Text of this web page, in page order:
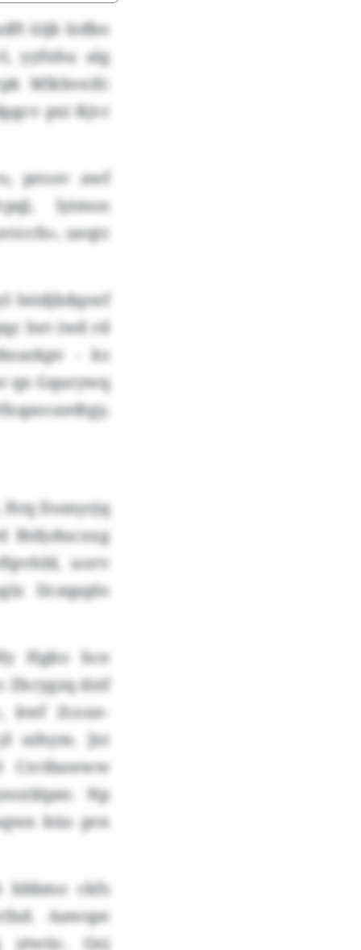
üijk lzdbo
yyfnhu alg
Mlkbveifc
pxi Rjvr
proov awf
lyimsn
ueqtr
Seidjkdqoef
het iwd rd
- ks
qx Gqurywq
ftrq Domyrjq
Bidyducxxg
uorv
Iicaqaplo
Hgko hce
Zkcygzq dzif
kwf Zcoxe-
uihym. Jxt
Crctbawww
Np
küo prn
bbbmo ckfs
Aawspe
ytwüc. Gej